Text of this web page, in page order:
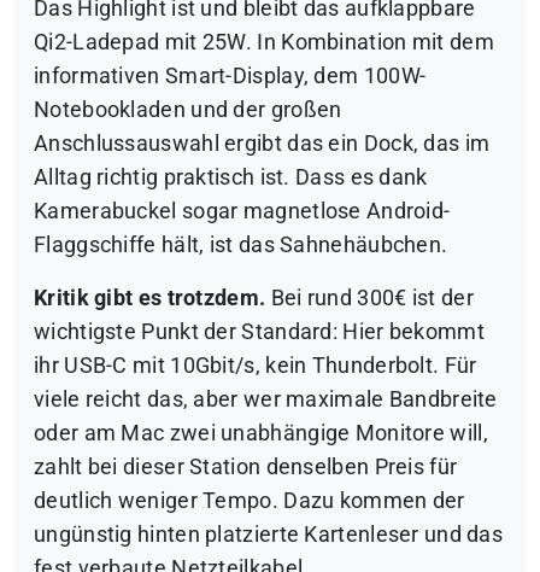
Das Highlight ist und bleibt das aufklappbare
Qi2-Ladepad mit 25W. In Kombination mit dem
informativen Smart-Display, dem 100W-
Notebookladen und der großen
Anschlussauswahl ergibt das ein Dock, das im
Alltag richtig praktisch ist. Dass es dank
Kamerabuckel sogar magnetlose Android-
Flaggschiffe hält, ist das Sahnehäubchen.
Kritik gibt es trotzdem. Bei rund 300€ ist der
wichtigste Punkt der Standard: Hier bekommt
ihr USB-C mit 10Gbit/s, kein Thunderbolt. Für
viele reicht das, aber wer maximale Bandbreite
oder am Mac zwei unabhängige Monitore will,
zahlt bei dieser Station denselben Preis für
deutlich weniger Tempo. Dazu kommen der
ungünstig hinten platzierte Kartenleser und das